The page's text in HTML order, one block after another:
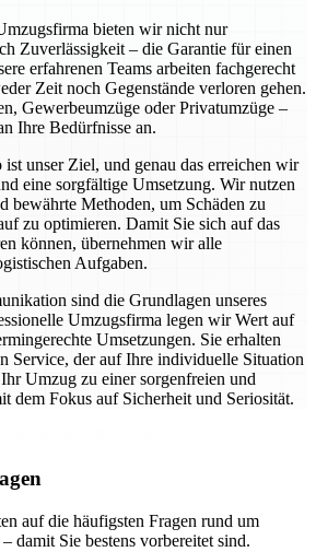
bieten wir nicht nur
Zuverlässigkeit – die Garantie für einen
erfahrenen Teams arbeiten fachgerecht
Zeit noch Gegenstände verloren gehen.
Gewerbeumzüge oder Privatumzüge –
Ihre Bedürfnisse an.
unser Ziel, und genau das erreichen wir
eine sorgfältige Umsetzung. Wir nutzen
bewährte Methoden, um Schäden zu
zu optimieren. Damit Sie sich auf das
können, übernehmen wir alle
Aufgaben.
sind die Grundlagen unseres
Umzugsfirma legen wir Wert auf
Umsetzungen. Sie erhalten
Service, der auf Ihre individuelle Situation
Umzug zu einer sorgenfreien und
dem Fokus auf Sicherheit und Seriosität.
auf die häufigsten Fragen rund um
damit Sie bestens vorbereitet sind.